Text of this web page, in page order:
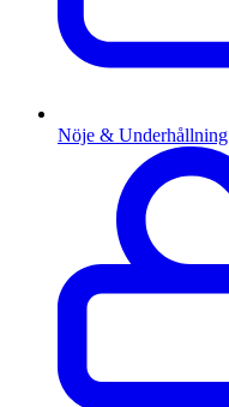
Nöje & Underhållning